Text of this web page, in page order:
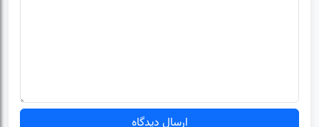
ارسال دیدگاه